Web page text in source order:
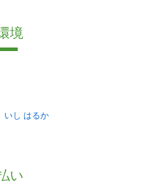
境
いし はるか
い